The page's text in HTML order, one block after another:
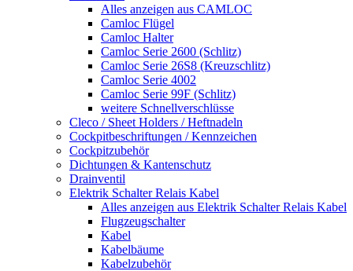
Alles anzeigen aus CAMLOC
Camloc Flügel
Camloc Halter
Camloc Serie 2600 (Schlitz)
Camloc Serie 26S8 (Kreuzschlitz)
Camloc Serie 4002
Camloc Serie 99F (Schlitz)
weitere Schnellverschlüsse
Cleco / Sheet Holders / Heftnadeln
Cockpitbeschriftungen / Kennzeichen
Cockpitzubehör
Dichtungen & Kantenschutz
Drainventil
Elektrik Schalter Relais Kabel
Alles anzeigen aus Elektrik Schalter Relais Kabel
Flugzeugschalter
Kabel
Kabelbäume
Kabelzubehör